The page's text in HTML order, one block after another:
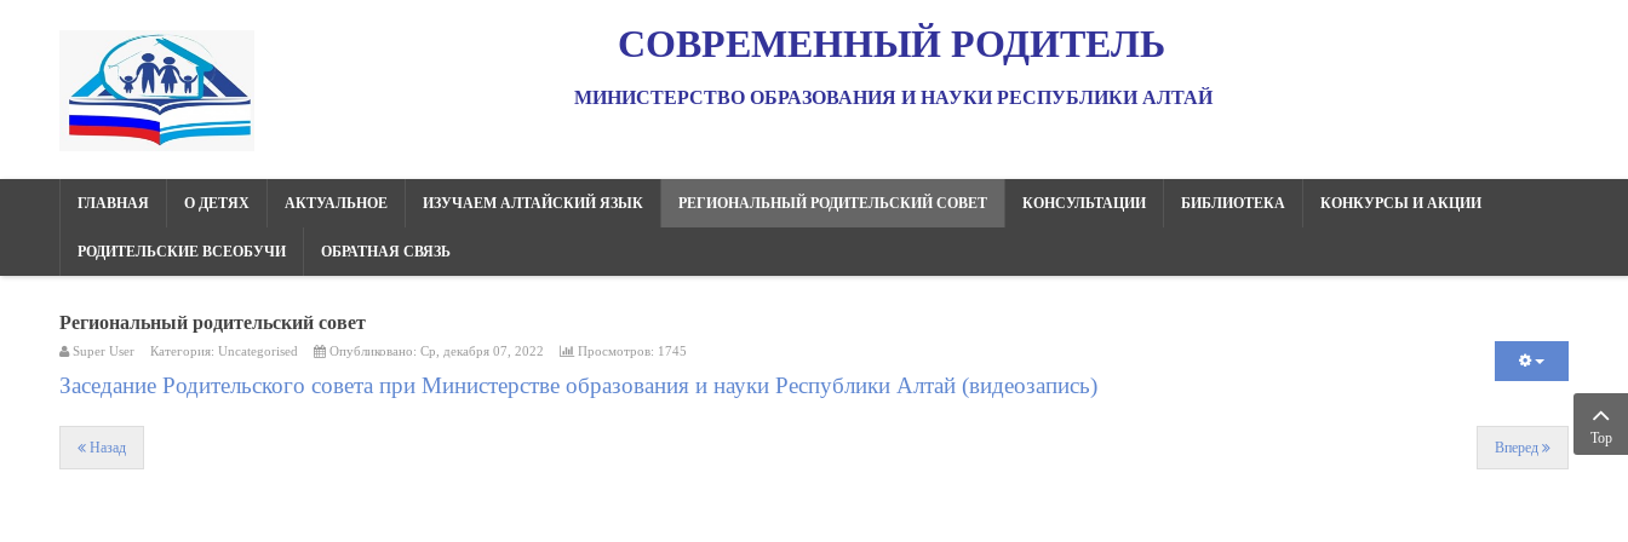
СОВРЕМЕННЫЙ РОДИТЕЛЬ
МИНИСТЕРСТВО ОБРАЗОВАНИЯ И НАУКИ РЕСПУБЛИКИ АЛТАЙ
ГЛАВНАЯ О ДЕТЯХ АКТУАЛЬНОЕ ИЗУЧАЕМ АЛТАЙСКИЙ ЯЗЫК РЕГИОНАЛЬНЫЙ РОДИТЕЛЬСКИЙ СОВЕТ КОНСУЛЬТАЦИИ БИБЛИОТЕКА КОНКУРСЫ И АКЦИИ
РОДИТЕЛЬСКИЕ ВСЕОБУЧИ ОБРАТНАЯ СВЯЗЬ
Региональный родительский совет
Super User Категория: Uncategorised Опубликовано: Ср, декабря 07, 2022 Просмотров: 1745
Заседание Родительского совета при Министерстве образования и науки Республики Алтай(видеозапись)
Назад Вперед
Top